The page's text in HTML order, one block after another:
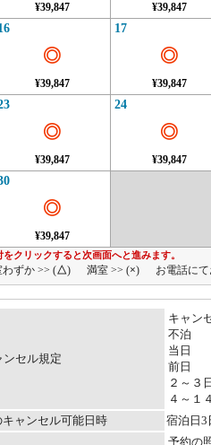
¥39,847 ¥39,847
◎
¥39,847
17
◎
¥39,847
◎
¥39,847
24
◎
¥39,847
◎
¥39,847
クリックすると次画面へと進みます。
わずか >> (△) 満室 >> (×) お電話に
ンセル規定
キャン
不泊
当日
前日
２～
４～１
ャンセル可能日時
宿泊日3
予約の